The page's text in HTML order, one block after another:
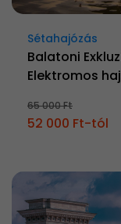
Sétahajózás
Balatoni
Elektromos
65 000 Ft
52 000 Ft-tól